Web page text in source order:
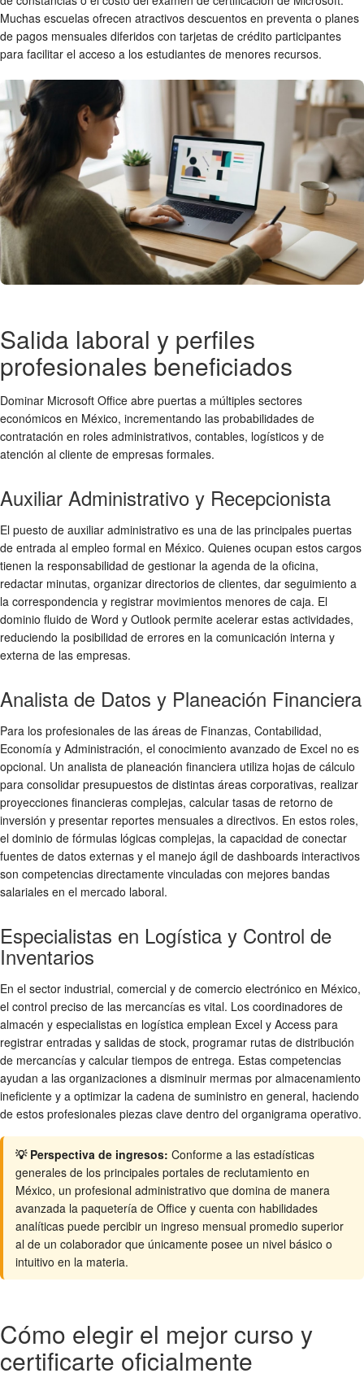
Muchas escuelas ofrecen atractivos descuentos en preventa o planes
de pagos mensuales diferidos con tarjetas de crédito participantes
para facilitar el acceso a los estudiantes de menores recursos.
Salida laboral y perfiles
profesionales beneficiados
Dominar Microsoft Office abre puertas a múltiples sectores
económicos en México, incrementando las probabilidades de
contratación en roles administrativos, contables, logísticos y de
atención al cliente de empresas formales.
Auxiliar Administrativo y Recepcionista
El puesto de auxiliar administrativo es una de las principales puertas
de entrada al empleo formal en México. Quienes ocupan estos cargos
tienen la responsabilidad de gestionar la agenda de la oficina,
redactar minutas, organizar directorios de clientes, dar seguimiento a
la correspondencia y registrar movimientos menores de caja. El
dominio fluido de Word y Outlook permite acelerar estas actividades,
reduciendo la posibilidad de errores en la comunicación interna y
externa de las empresas.
Analista de Datos y Planeación Financiera
Para los profesionales de las áreas de Finanzas, Contabilidad,
Economía y Administración, el conocimiento avanzado de Excel no es
opcional. Un analista de planeación financiera utiliza hojas de cálculo
para consolidar presupuestos de distintas áreas corporativas, realizar
proyecciones financieras complejas, calcular tasas de retorno de
inversión y presentar reportes mensuales a directivos. En estos roles,
el dominio de fórmulas lógicas complejas, la capacidad de conectar
fuentes de datos externas y el manejo ágil de dashboards interactivos
son competencias directamente vinculadas con mejores bandas
salariales en el mercado laboral.
Especialistas en Logística y Control de
Inventarios
En el sector industrial, comercial y de comercio electrónico en México,
el control preciso de las mercancías es vital. Los coordinadores de
almacén y especialistas en logística emplean Excel y Access para
registrar entradas y salidas de stock, programar rutas de distribución
de mercancías y calcular tiempos de entrega. Estas competencias
ayudan a las organizaciones a disminuir mermas por almacenamiento
ineficiente y a optimizar la cadena de suministro en general, haciendo
de estos profesionales piezas clave dentro del organigrama operativo.
💡 Perspectiva de ingresos: Conforme a las estadísticas
generales de los principales portales de reclutamiento en
México, un profesional administrativo que domina de manera
avanzada la paquetería de Office y cuenta con habilidades
analíticas puede percibir un ingreso mensual promedio superior
al de un colaborador que únicamente posee un nivel básico o
intuitivo en la materia.
Cómo elegir el mejor curso y
certificarte oficialmente